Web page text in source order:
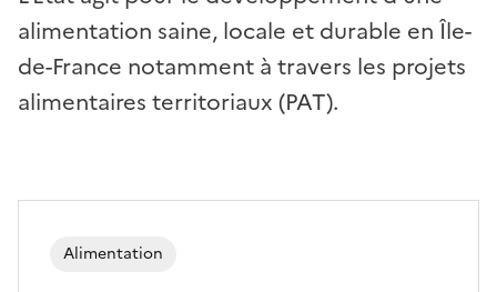
alimentation saine, locale et durable en Île-
de-France notamment à travers les projets
alimentaires territoriaux (PAT).
Alimentation